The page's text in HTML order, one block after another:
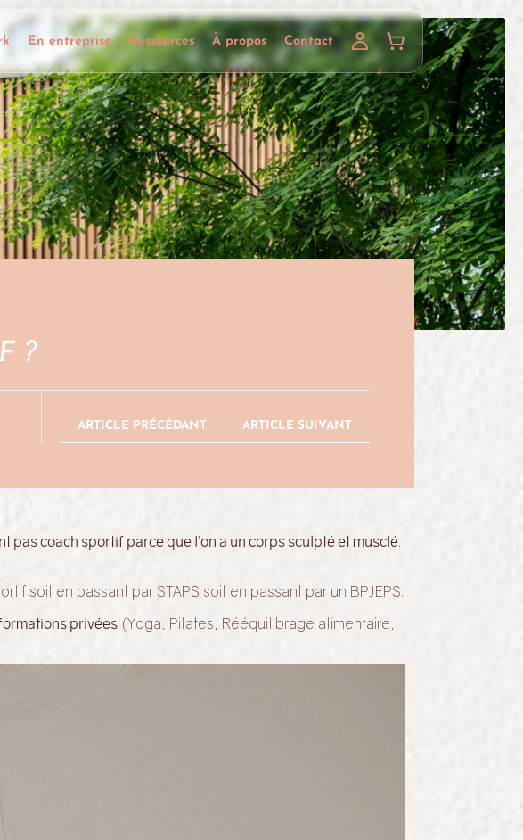
En entreprise Ressources À propos Contact
?
ARTICLE PRÉCÉDANT ARTICLE SUIVANT
pas coach sportif parce que l’on a un corps sculpté et musclé.
soit en passant par STAPS soit en passant par un BPJEPS.
privées (Yoga, Pilates, Rééquilibrage alimentaire,